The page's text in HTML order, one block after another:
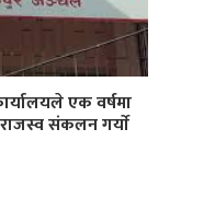
एक वर्षमा
संकलन गर्याे